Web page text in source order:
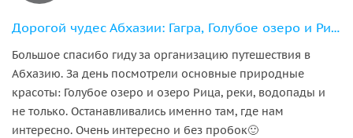
Дорогой чудес Абхазии: Гагра, Голубое озеро и Рица
Большое спасибо гиду за организацию путешествия в
Абхазию. За день посмотрели основные природные
красоты: Голубое озеро и озеро Рица, реки, водопады и
не только. Останавливались именно там, где нам
интересно. Очень интересно и без пробок🙂